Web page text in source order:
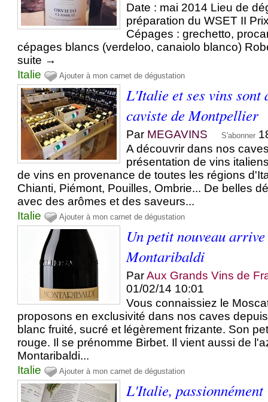
Date : mai 2014 Lieu de
préparation du WSET II
Cépages : grechetto,
cépages blancs (verdeloo, canaiolo blanco)
suite →
Italie
Ajouter à mon carnet de dégustation
L'Italie et ses vins sont
caviste de Montpellier
Par MEGAVINS S'abonner
A découvrir dans nos
présentation de vins
de vins en provenance de toutes les régions
Chianti, Piémont, Pouilles, Ombrie... De belles
avec des arômes et des saveurs...
Italie
Ajouter à mon carnet de dégustation
Un petit nouveau
Montaribaldi
ParAux Grands Vins de
01/02/14 10:01
Vous connaissiez le
proposons en exclusivité dans nos caves
blanc fruité, sucré et légèrement frizante. Son
rouge. Il se prénomme Birbet. Il vient aussi de
Montaribaldi...
Italie
Ajouter à mon carnet de dégustation
L'Italie, passionnément